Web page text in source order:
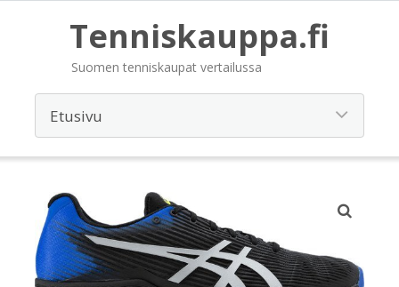
Tenniskauppa.fi
Suomen tenniskaupat vertailussa